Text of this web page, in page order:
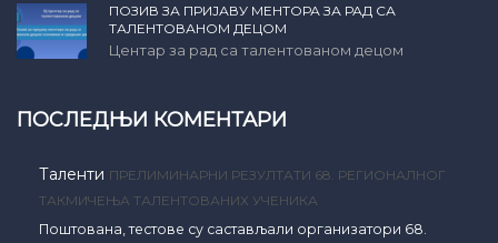
ПОЗИВ ЗА ПРИЈАВУ МЕНТОРА ЗА РАД СА
ТАЛЕНТОВАНОМ ДЕЦОМ
Центар за рад са талентованом децом
ПОСЛЕДЊИ КОМЕНТАРИ
Таленти ПРЕЛИМИНАРНИ РЕЗУЛТАТИ 68. РЕГИОНАЛНОГ
ТАКМИЧЕЊА ТАЛЕНТОВАНИХ УЧЕНИКА
Поштована, тестове су састављали организатори 68.